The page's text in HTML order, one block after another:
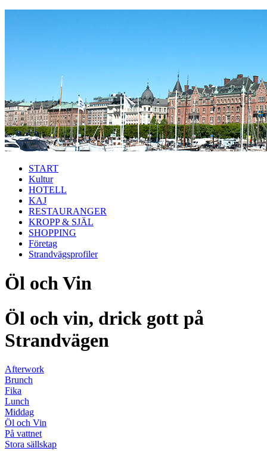
START
Kultur
HOTELL
KAJ
RESTAURANGER
KROPP & SJÄL
SHOPPING
Företag
Strandvägsprofiler
Öl och Vin
Öl och vin, drick gott på
Strandvägen
Afterwork
Brunch
Fika
Lunch
Middag
Öl och Vin
På vattnet
Stora sällskap